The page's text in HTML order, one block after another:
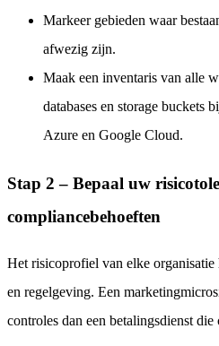
Markeer gebieden waar
afwezig zijn.
Maak een inventaris van alle
databases en storage buckets
Azure en Google Cloud.
Stap 2 – Bepaal uw
compliancebehoeften
Het risicoprofiel van elke
en regelgeving. Een
controles dan een betalingsdienst